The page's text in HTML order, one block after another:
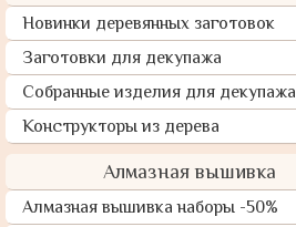
Новинки деревянных заготовок
Заготовки для декупажа
Собранные изделия для декупажа
Конструкторы из дерева
Алмазная вышивка
Алмазная вышивка наборы -50%